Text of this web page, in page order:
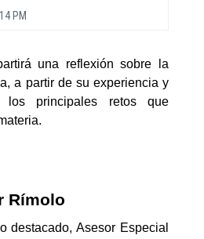
PM
una reflexión sobre la
a partir de su experiencia y
los principales retos que
Rímolo
destacado, Asesor Especial